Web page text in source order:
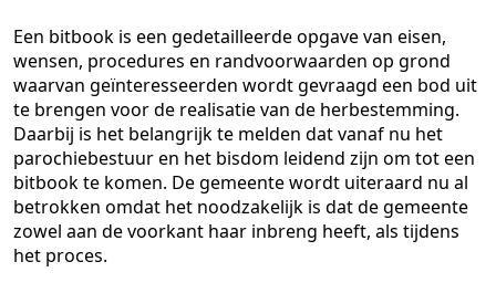
Een bitbook is een gedetailleerde opgave van eisen,
wensen, procedures en randvoorwaarden op grond
waarvan geïnteresseerden wordt gevraagd een bod uit
te brengen voor de realisatie van de herbestemming.
Daarbij is het belangrijk te melden dat vanaf nu het
parochiebestuur en het bisdom leidend zijn om tot een
bitbook te komen. De gemeente wordt uiteraard nu al
betrokken omdat het noodzakelijk is dat de gemeente
zowel aan de voorkant haar inbreng heeft, als tijdens
het proces.